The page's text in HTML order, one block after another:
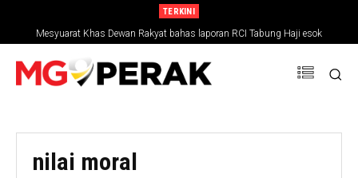
TERKINI
Mesyuarat Khas Dewan Rakyat bahas laporan RCI Tabung Haji esok
nilai moral